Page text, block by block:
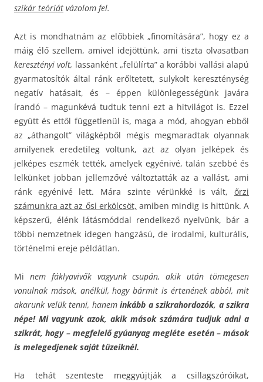
szikár teóriát vázolom fel.
Azt is mondhatnám az előbbiek „finomítására”, hogy ez a
máig élő szellem, amivel idejöttünk, ami tiszta olvasatban
keresztényi volt, lassanként „felülírta” a korábbi vallási alapú
gyarmatosítók által ránk erőltetett, sulykolt kereszténység
negatív hatásait, és – éppen különlegességünk javára
írandó – magunkévá tudtuk tenni ezt a hitvilágot is. Ezzel
együtt és ettől függetlenül is, maga a mód, ahogyan ebből
az „áthangolt” világképből mégis megmaradtak olyannak
amilyenek eredetileg voltunk, azt az olyan jelképek és
jelképes eszmék tették, amelyek egyénivé, talán szebbé és
lelkünket jobban jellemzővé változtatták az a vallást, ami
ránk egyénivé lett. Mára szinte vérünkké is vált, őrzi
számunkra azt az ősi erkölcsöt, amiben mindig is hittünk. A
képszerű, élénk látásmóddal rendelkező nyelvünk, bár a
többi nemzetnek idegen hangzású, de irodalmi, kulturális,
történelmi ereje példátlan.
Mi nem fáklyavivők vagyunk csupán, akik után tömegesen
vonulnak mások, anélkül, hogy bármit is értenének abból, mit
akarunk velük tenni, hanem inkább a szikrahordozók, a szikra
népe! Mi vagyunk azok, akik mások számára tudjuk adni a
szikrát, hogy – megfelelő gyúanyag megléte esetén – mások
is melegedjenek saját tüzeiknél.
Ha tehát szenteste meggyújtják a csillagszóróikat,